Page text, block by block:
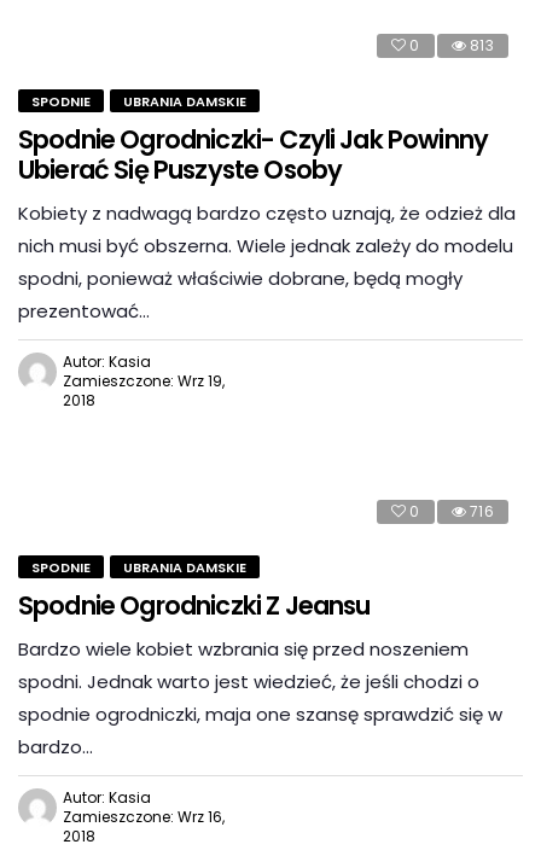
0 813
SPODNIE UBRANIA DAMSKIE
Spodnie Ogrodniczki- Czyli Jak Powinny
Ubierać Się Puszyste Osoby
Kobiety z nadwagą bardzo często uznają, że odzież dla
nich musi być obszerna. Wiele jednak zależy do modelu
spodni, ponieważ właściwie dobrane, będą mogły
prezentować…
Autor: Kasia
Zamieszczone: Wrz 19,
2018
0 716
SPODNIE UBRANIA DAMSKIE
Spodnie Ogrodniczki Z Jeansu
Bardzo wiele kobiet wzbrania się przed noszeniem
spodni. Jednak warto jest wiedzieć, że jeśli chodzi o
spodnie ogrodniczki, maja one szansę sprawdzić się w
bardzo…
Autor: Kasia
Zamieszczone: Wrz 16,
2018